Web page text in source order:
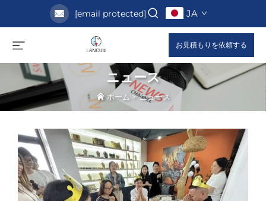
[email protected] JA
お見積もりを依頼する
ニュース
ホーム >ニュース